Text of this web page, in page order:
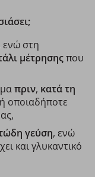
ενώ στη
μέτρησηςπου
πριν, κατά τη
ή οποιαδήποτε
γεύση, ενώ
και γλυκαντικό